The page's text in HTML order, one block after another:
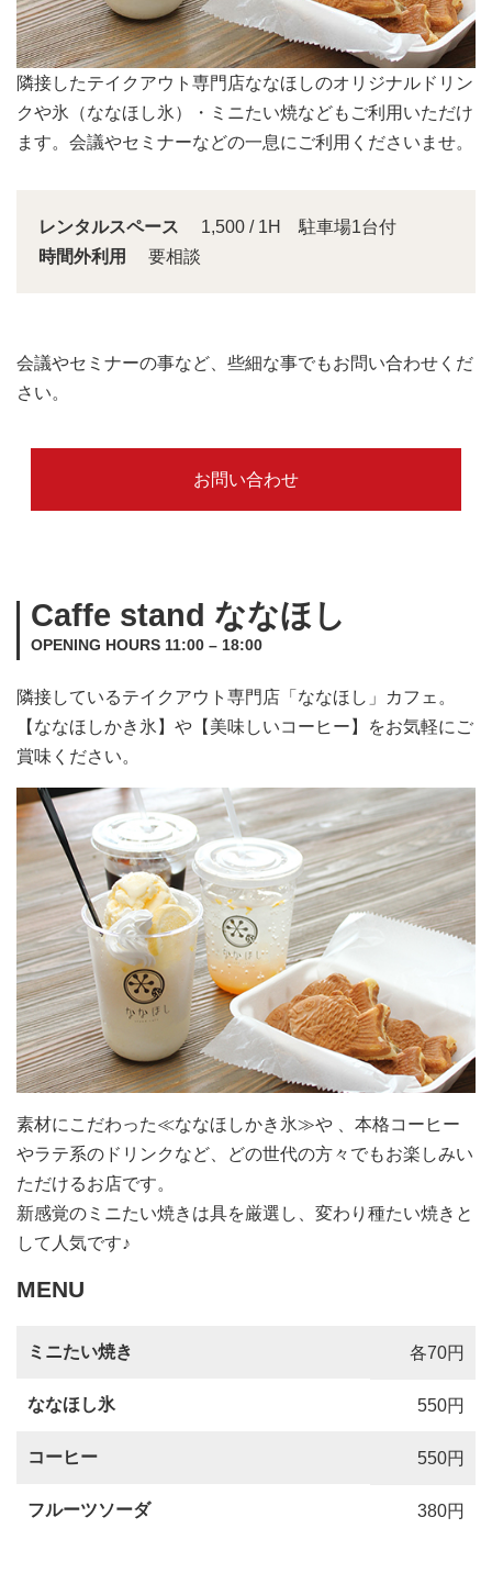
会議スペースは大きな窓から明るい日差しが入り込みま
す。
レンタルスペース
1,500 / 1H 駐車場1台付
時間外利用
要相談
会議やセミナーの事など、些細な事でもお問い合わせくだ
さい。
お問い合わせ
Caffe stand ななほし
OPENING HOURS 11:00 – 18:00
隣接しているテイクアウト専門店「ななほし」カフェ。
【ななほしかき氷】や【美味しいコーヒー】をお気軽にご
賞味ください。
素材にこだわった≪ななほしかき氷≫や 、本格コーヒー
やラテ系のドリンクなど、どの世代の方々でもお楽しみい
ただけるお店です。
新感覚のミニたい焼きは具を厳選し、変わり種たい焼きと
して人気です♪
MENU
ミニたい焼き 各70円
ななほし氷 550円
コーヒー 550円
フルーツソーダ 380円